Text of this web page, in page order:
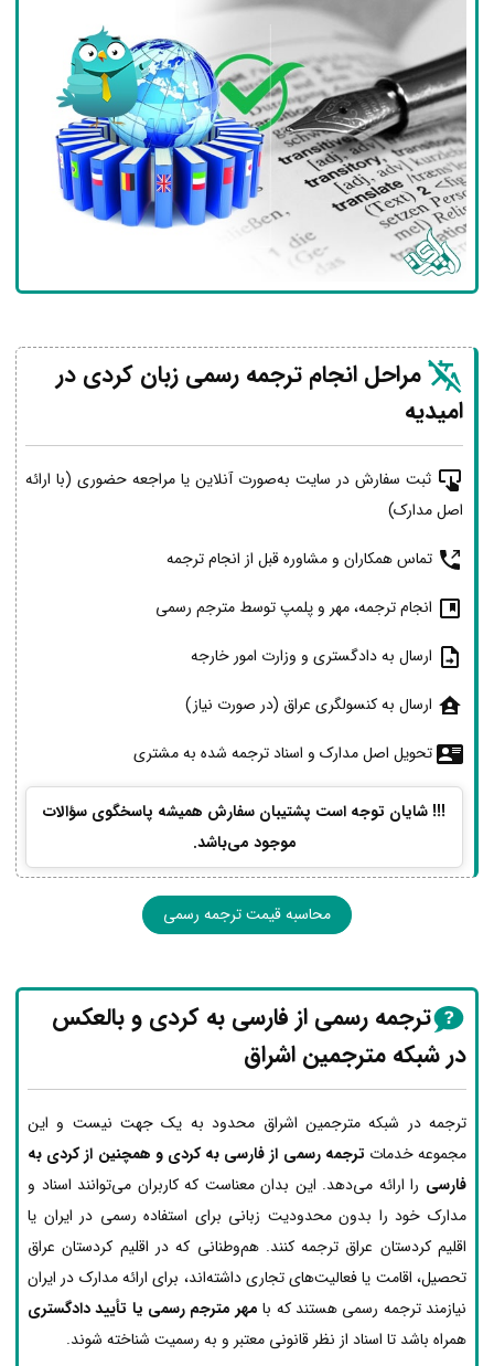
مراحل انجام ترجمه رسمی زبان کردی در
امیدیه
ثبت سفارش در سایت به‌صورت آنلاین یا مراجعه حضوری (با ارائه
اصل مدارک)
تماس همکاران و مشاوره قبل از انجام ترجمه
انجام ترجمه، مهر و پلمپ توسط مترجم رسمی
ارسال به دادگستری و وزارت امور خارجه
ارسال به کنسولگری عراق (در صورت نیاز)
تحویل اصل مدارک و اسناد ترجمه شده به مشتری
!!! شایان توجه است پشتیبان سفارش همیشه پاسخگوی سؤالات
موجود می‌باشد.
محاسبه قیمت ترجمه رسمی
ترجمه رسمی از فارسی به کردی و بالعکس
در شبکه مترجمین اشراق
ترجمه در شبکه مترجمین اشراق محدود به یک جهت نیست و این
مجموعه خدمات ترجمه رسمی از فارسی به کردی و همچنین از کردی به
فارسی را ارائه می‌دهد. این بدان معناست که کاربران می‌توانند اسناد و
مدارک خود را بدون محدودیت زبانی برای استفاده رسمی در ایران یا
اقلیم کردستان عراق ترجمه کنند. هم‌وطنانی که در اقلیم کردستان عراق
تحصیل، اقامت یا فعالیت‌های تجاری داشته‌اند، برای ارائه مدارک در ایران
نیازمند ترجمه رسمی هستند که با مهر مترجم رسمی یا تأیید دادگستری
همراه باشد تا اسناد از نظر قانونی معتبر و به رسمیت شناخته شوند.